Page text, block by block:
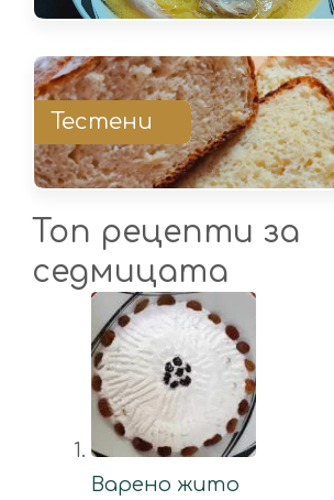
Тестени
Топ рецепти за
седмицата
Варено жито